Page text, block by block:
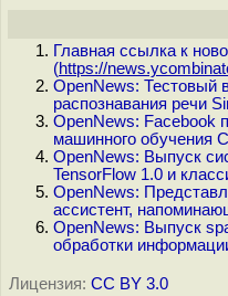
Главная ссылка к
(https://
OpenNews: Тестовый
распознавания речи
OpenNews: Facebook
машинного обучения
OpenNews: Выпуск
TensorFlow 1.0 и
OpenNews:
ассистент,
OpenNews: Выпуск
обработки
Лицензия: CC BY 3.0